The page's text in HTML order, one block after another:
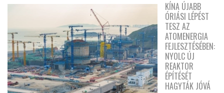
KÍNA ÚJABB
ÓRIÁSI LÉPÉST
TESZ AZ
ATOMENERGIA
FEJLESZTÉSÉBEN:
NYOLC ÚJ
REAKTOR
ÉPÍTÉSÉT
HAGYTÁK JÓVÁ